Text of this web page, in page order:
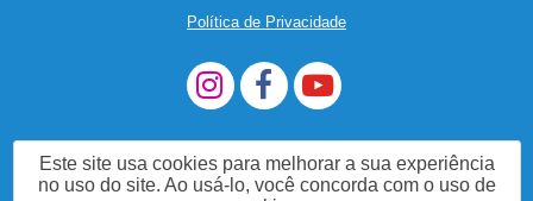
Política de Privacidade
Este site usa cookies para melhorar a sua experiência
no uso do site. Ao usá-lo, você concorda com o uso de